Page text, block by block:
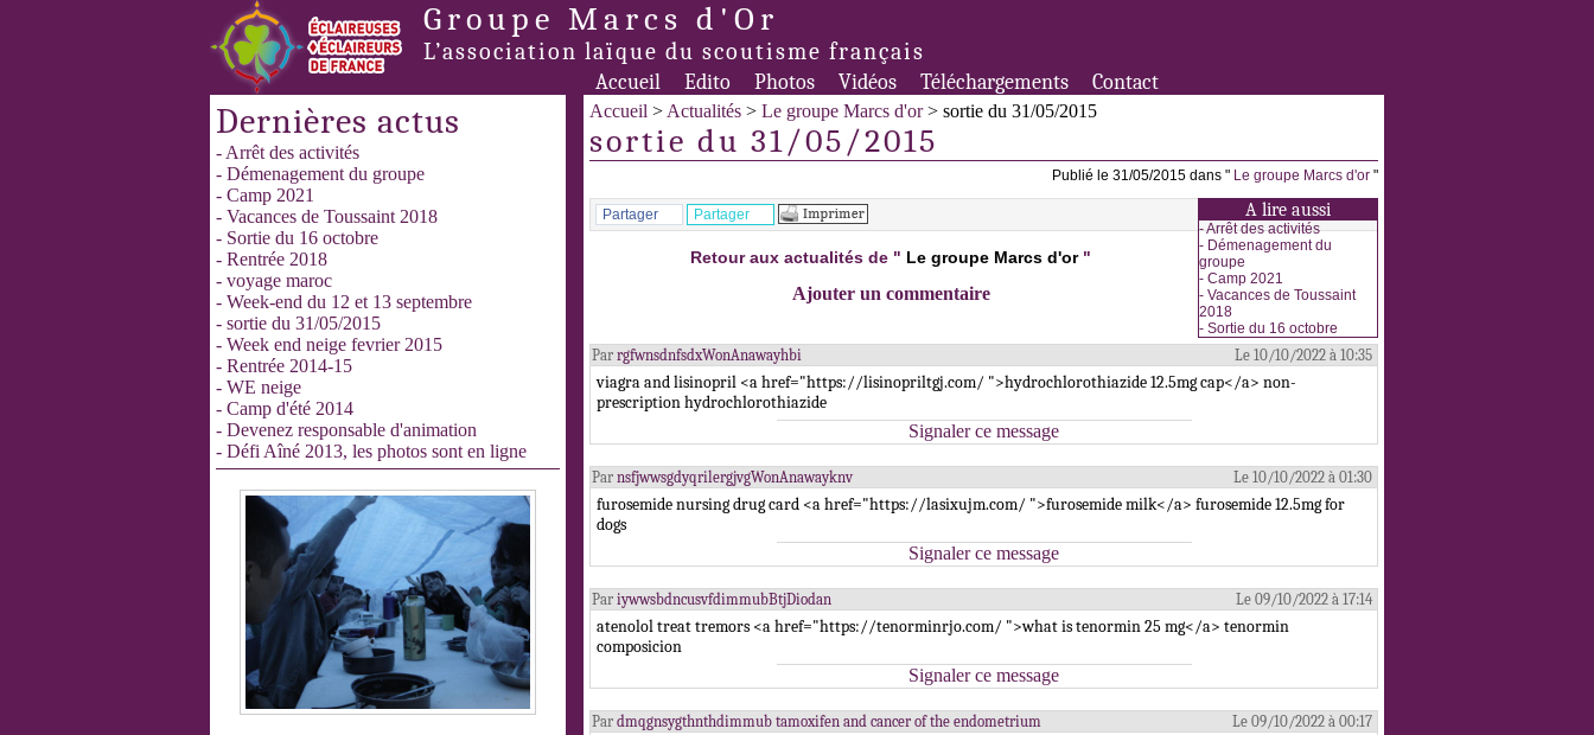
Groupe Marcs d'Or
L’association laïque du scoutisme français
Accueil Edito Photos Vidéos Téléchargements Contact
Dernières actus
- Arrêt des activités
- Démenagement du groupe
- Camp 2021
- Vacances de Toussaint 2018
- Sortie du 16 octobre
- Rentrée 2018
- voyage maroc
- Week-end du 12 et 13 septembre
- sortie du 31/05/2015
- Week end neige fevrier 2015
- Rentrée 2014-15
- WE neige
- Camp d'été 2014
- Devenez responsable d'animation
- Défi Aîné 2013, les photos sont en ligne
Accueil > Actualités > Le groupe Marcs d'or> sortie du 31/05/2015
sortie du 31/05/2015
Publié le 31/05/2015 dans " Le groupe Marcs d'or "
A lire aussi
-Arrêt des activités
- Démenagement du
groupe
- Camp 2021
- Vacances de Toussaint
2018
- Sortie du 16 octobre
Partager Partager
Retour aux actualités de " Le groupe Marcs d'or"
Ajouter un commentaire
Par rgfwnsdnfsdxWonAnawayhbi Le 10/10/2022 à 10:35
viagra and lisinopril <a href="https://lisinopriltgj.com/ ">hydrochlorothiazide 12.5mg cap</a> non-
prescription hydrochlorothiazide
Signaler ce message
Par nsfjwwsgdyqrilergjvgWonAnawayknv Le 10/10/2022 à 01:30
furosemide nursing drug card <a href="https://lasixujm.com/ ">furosemide milk</a> furosemide 12.5mg for
dogs
Signaler ce message
Par iywwsbdncusvfdimmubBtjDiodan Le 09/10/2022 à 17:14
atenolol treat tremors <a href="https://tenorminrjo.com/ ">what is tenormin 25 mg</a> tenormin
composicion
Signaler ce message
Par dmqgnsygthnthdimmub tamoxifen and cancer of the endometrium Le 09/10/2022 à 00:17